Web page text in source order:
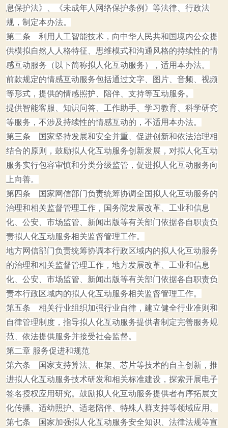
息保护法》
《未成年人网络保护条例》 等法律、行政法
规，制定本办法。
第二条 利用人工智能技术，向中华人民共和国境内公众提
供模拟自然人人格特征、思维模式和沟通风格的持续性的情
感互动服务（以下简称拟人化互动服务），适用本办法。
前款规定的情感互动服务包括通过文字、图片、音频、视频
等形式，提供的情感照护、陪伴、支持等互动服务。
提供智能客服、知识问答、工作助手、学习教育、科学研究
等服务，不涉及持续性的情感互动的，不适用本办法。
第三条 国家坚持发展和安全并重、促进创新和依法治理相
结合的原则，鼓励拟人化互动服务创新发展，对拟人化互动
服务实行包容审慎和分类分级监管，促进拟人化互动服务向
上向善。
第四条 国家网信部门负责统筹协调全国拟人化互动服务的
治理和相关监督管理工作，国务院发展改革、工业和信息
化、公安、市场监管、新闻出版等有关部门依据各自职责负
责拟人化互动服务相关监督管理工作。
地方网信部门负责统筹协调本行政区域内的拟人化互动服务
的治理和相关监督管理工作，地方发展改革、工业和信息
化、公安、市场监管、新闻出版等有关部门依据各自职责负
责本行政区域内的拟人化互动服务相关监督管理工作。
第五条 相关行业组织加强行业自律，建立健全行业准则和
自律管理制度，指导拟人化互动服务提供者制定完善服务规
范、依法提供服务并接受社会监督。
第二章 服务促进和规范
第六条 国家支持算法、框架、芯片等技术的自主创新，推
进拟人化互动服务技术研发和相关标准建设，探索开展电子
签名授权应用研究。鼓励拟人化互动服务提供者有序拓展文
化传播、适幼照护、适老陪伴、特殊人群支持等领域应用。
第七条 国家加强拟人化互动服务安全知识、法律法规等宣